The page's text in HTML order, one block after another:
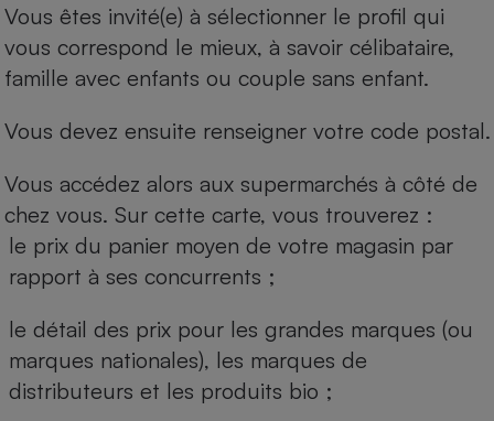
Vous êtes invité(e) à sélectionner le profil qui
vous correspond le mieux, à savoir célibataire,
famille avec enfants ou couple sans enfant.
Vous devez ensuite renseigner votre code postal.
Vous accédez alors aux supermarchés à côté de
chez vous. Sur cette carte, vous trouverez :
le prix du panier moyen de votre magasin par
rapport à ses concurrents ;
le détail des prix pour les grandes marques (ou
marques nationales), les marques de
distributeurs et les produits bio ;